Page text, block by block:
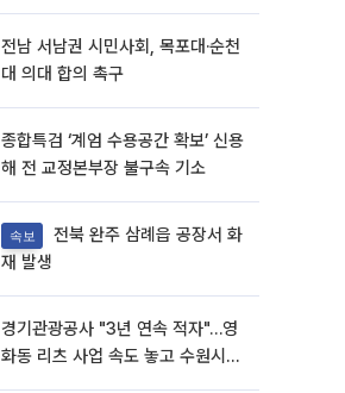
전남 서남권 시민사회, 목포대·순천
대 의대 합의 촉구
종합특검 ‘계엄 수용공간 확보’ 신용
해 전 교정본부장 불구속 기소
속보
재 발생
경기관광공사 "3년 연속 적자"…영
화동 리츠 사업 속도 놓고 수원시와